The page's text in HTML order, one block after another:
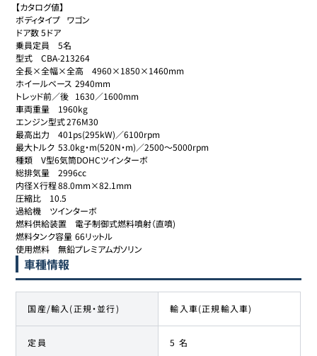
【カタログ値】
ボディタイプ	ワゴン
ドア数	5ドア
乗員定員	5名
型式	CBA-213264
全長×全幅×全高	4960×1850×1460mm
ホイールベース	2940mm
トレッド前／後	1630／1600mm
車両重量	1960kg
エンジン型式	276M30
最高出力	401ps(295kW)／6100rpm
最大トルク	53.0kg・m(520N・m)／2500～5000rpm
種類	V型6気筒DOHCツインターボ
総排気量	2996cc
内径Ｘ行程	88.0mm×82.1mm
圧縮比	10.5
過給機	ツインターボ
燃料供給装置	電子制御式燃料噴射（直噴)
燃料タンク容量	66リットル
使用燃料	無鉛プレミアムガソリン
車種情報
国産/輸入(正規・並行) 輸入車(正規輸入車)
定員 5 名